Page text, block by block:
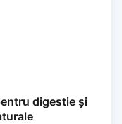
digestie și